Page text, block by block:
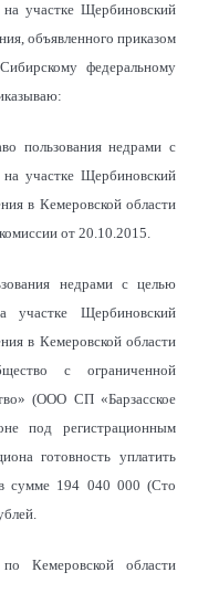
участке Щербиновский
объявленного приказом
федеральному
пользования недрами с
участке Щербиновский
в Кемеровской области
от 20.10.2015.
недрами с целью
участке Щербиновский
в Кемеровской области
с ограниченной
(ООО СП «Барзасское
под регистрационным
готовность уплатить
в сумме 194 040 000 (Сто
Кемеровской области